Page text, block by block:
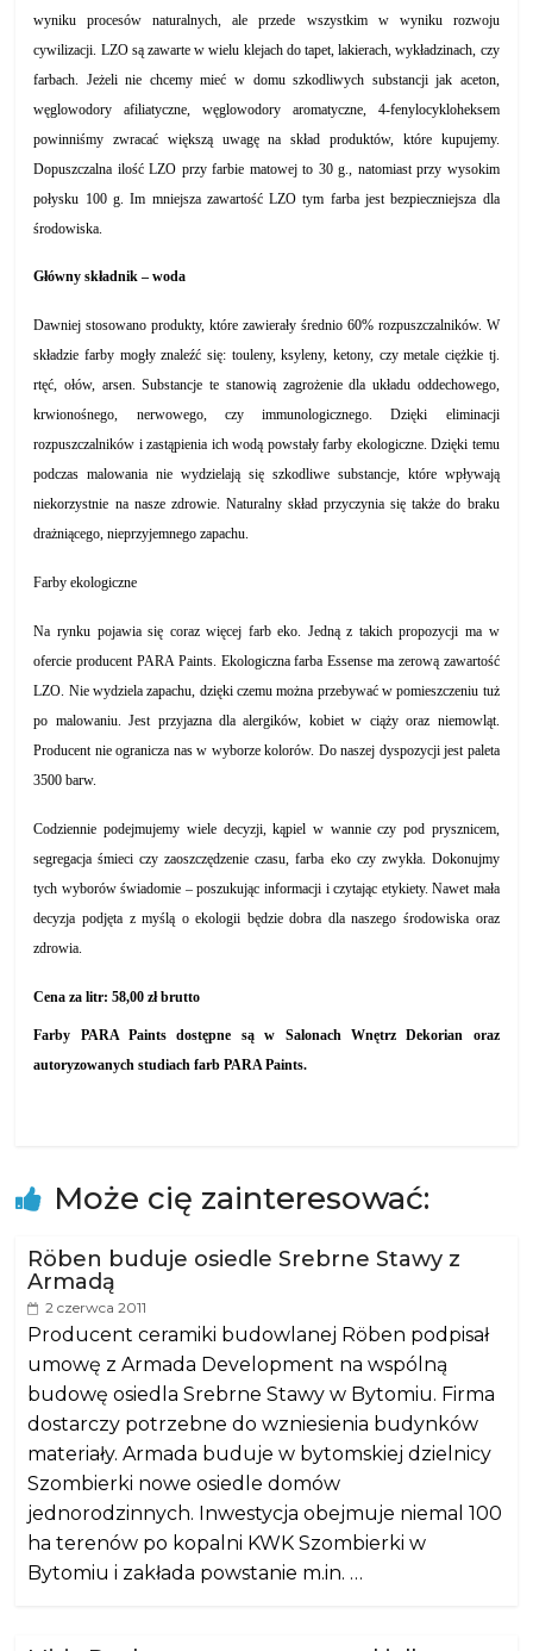
wyniku procesów naturalnych, ale przede wszystkim w wyniku rozwoju
cywilizacji. LZO są zawarte w wielu klejach do tapet, lakierach, wykładzinach, czy
farbach. Jeżeli nie chcemy mieć w domu szkodliwych substancji jak aceton,
węglowodory afiliatyczne, węglowodory aromatyczne, 4-fenylocykloheksem
powinniśmy zwracać większą uwagę na skład produktów, które kupujemy.
Dopuszczalna ilość LZO przy farbie matowej to 30 g., natomiast przy wysokim
połysku 100 g. Im mniejsza zawartość LZO tym farba jest bezpieczniejsza dla
środowiska.
Główny składnik – woda
Dawniej stosowano produkty, które zawierały średnio 60% rozpuszczalników. W
składzie farby mogły znaleźć się: touleny, ksyleny, ketony, czy metale ciężkie tj.
rtęć, ołów, arsen. Substancje te stanowią zagrożenie dla układu oddechowego,
krwionośnego, nerwowego, czy immunologicznego. Dzięki eliminacji
rozpuszczalników i zastąpienia ich wodą powstały farby ekologiczne. Dzięki temu
podczas malowania nie wydzielają się szkodliwe substancje, które wpływają
niekorzystnie na nasze zdrowie. Naturalny skład przyczynia się także do braku
drażniącego, nieprzyjemnego zapachu.
Farby ekologiczne
Na rynku pojawia się coraz więcej farb eko. Jedną z takich propozycji ma w
ofercie producent PARA Paints. Ekologiczna farba Essense ma zerową zawartość
LZO. Nie wydziela zapachu, dzięki czemu można przebywać w pomieszczeniu tuż
po malowaniu. Jest przyjazna dla alergików, kobiet w ciąży oraz niemowląt.
Producent nie ogranicza nasw wyborze kolorów. Do naszej dyspozycji jest paleta
3500 barw.
Codzienniepodejmujemy wiele decyzji, kąpiel w wannie czy pod prysznicem,
segregacja śmieci czy zaoszczędzenie czasu, farba eko czy zwykła. Dokonujmy
tych wyborów świadomie – poszukując informacji i czytając etykiety. Nawet mała
decyzja podjęta z myślą o ekologii będzie dobra dla naszego środowiska oraz
zdrowia.
Cena za litr: 58,00 zł brutto
Farby PARA Paints dostępne są w Salonach Wnętrz Dekorian oraz
autoryzowanych studiach farb PARA Paints.
Może cię zainteresować:
Röben buduje osiedle Srebrne Stawy z
Armadą
2 czerwca 2011
Producent ceramiki budowlanej Röben podpisał
umowę z Armada Development na wspólną
budowę osiedla Srebrne Stawy w Bytomiu. Firma
dostarczy potrzebne do wzniesienia budynków
materiały. Armada buduje w bytomskiej dzielnicy
Szombierki nowe osiedle domów
jednorodzinnych. Inwestycja obejmuje niemal 100
ha terenów po kopalni KWK Szombierki w
Bytomiu i zakłada powstanie m.in. …